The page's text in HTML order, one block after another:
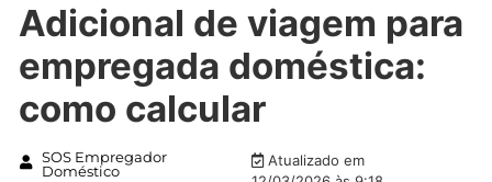
Adicional de viagem para
empregada doméstica:
como calcular
SOS Empregador
Doméstico
Atualizado em